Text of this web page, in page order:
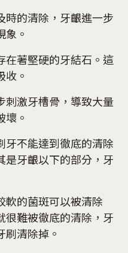
時的清除，牙齦進一步
。
在著堅硬的牙結石。這
。
刺激牙槽骨，導致大量
。
牙不能達到徹底的清除
是牙齦以下的部分，牙
軟的菌斑可以被清除
很難被徹底的清除，牙
清除掉。